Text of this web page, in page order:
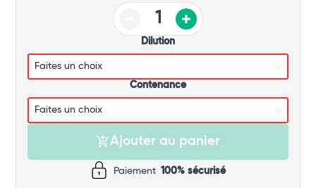
Dilution
Contenance
Ajouter au panier
Paiement 100% sécurisé